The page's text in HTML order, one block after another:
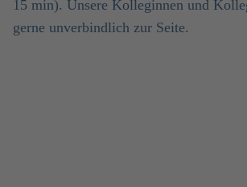
15 min). Unsere Kolleginnen und
gerne unverbindlich zur Seite.